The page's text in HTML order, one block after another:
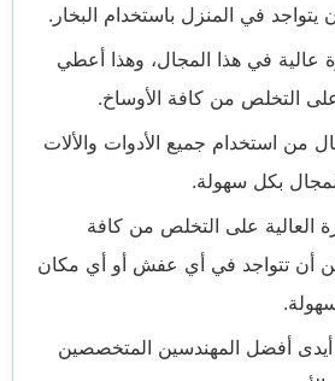
في المنزل باستخدام البخار.
عالية في هذا المجال، وهذا أعطي
التخلص من كافة الأوساخ.
من استخدام جميع الأدوات والألات
بكل سهولة.
العالية على التخلص من كافة
أن تتواجد في أي عفش أو أي مكان
أيدى أفضل المهندسين المتخصصين